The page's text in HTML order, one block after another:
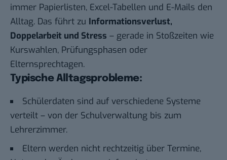
immer Papierlisten, Excel-Tabellen und E-Mails den
Alltag. Das führt zu Informationsverlust,
Doppelarbeit und Stress – gerade in Stoßzeiten wie
Kurswahlen, Prüfungsphasen oder
Elternsprechtagen.
Typische Alltagsprobleme:
Schülerdaten sind auf verschiedene Systeme
verteilt – von der Schulverwaltung bis zum
Lehrerzimmer.
Eltern werden nicht rechtzeitig über Termine,